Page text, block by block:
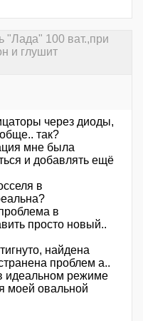
"Лада" 100 ват.,при
и глушит
через диоды,
так?
мне была
и добавлять ещё
в
в
просто новый..
найдена
проблем а..
идеальном режиме
моей овальной